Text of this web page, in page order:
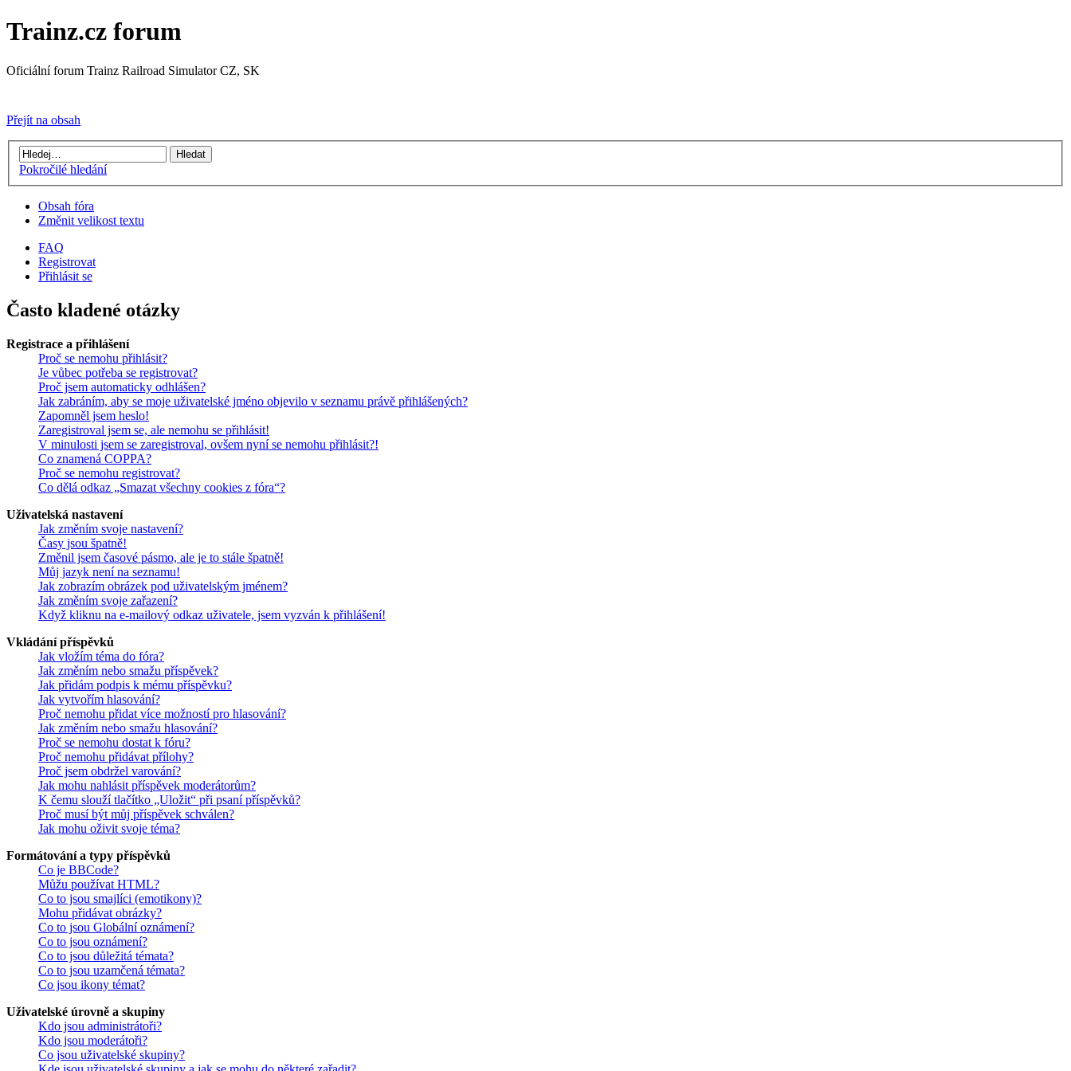
Trainz.cz forum
Oficiální forum Trainz Railroad Simulator CZ, SK
Přejít na obsah
Pokročilé hledání
Obsah fóra
Změnit velikost textu
FAQ
Registrovat
Přihlásit se
Často kladené otázky
Registrace a přihlášení
Proč se nemohu přihlásit?
Je vůbec potřeba se registrovat?
Proč jsem automaticky odhlášen?
Jak zabráním, aby se moje uživatelské jméno objevilo v seznamu právě přihlášených?
Zapomněl jsem heslo!
Zaregistroval jsem se, ale nemohu se přihlásit!
V minulosti jsem se zaregistroval, ovšem nyní se nemohu přihlásit?!
Co znamená COPPA?
Proč se nemohu registrovat?
Co dělá odkaz „Smazat všechny cookies z fóra“?
Uživatelská nastavení
Jak změním svoje nastavení?
Časy jsou špatně!
Změnil jsem časové pásmo, ale je to stále špatně!
Můj jazyk není na seznamu!
Jak zobrazím obrázek pod uživatelským jménem?
Jak změním svoje zařazení?
Když kliknu na e-mailový odkaz uživatele, jsem vyzván k přihlášení!
Vkládání příspěvků
Jak vložím téma do fóra?
Jak změním nebo smažu příspěvek?
Jak přidám podpis k mému příspěvku?
Jak vytvořím hlasování?
Proč nemohu přidat více možností pro hlasování?
Jak změním nebo smažu hlasování?
Proč se nemohu dostat k fóru?
Proč nemohu přidávat přílohy?
Proč jsem obdržel varování?
Jak mohu nahlásit příspěvek moderátorům?
K čemu slouží tlačítko „Uložit“ při psaní příspěvků?
Proč musí být můj příspěvek schválen?
Jak mohu oživit svoje téma?
Formátování a typy příspěvků
Co je BBCode?
Můžu používat HTML?
Co to jsou smajlíci (emotikony)?
Mohu přidávat obrázky?
Co to jsou Globální oznámení?
Co to jsou oznámení?
Co to jsou důležitá témata?
Co to jsou uzamčená témata?
Co jsou ikony témat?
Uživatelské úrovně a skupiny
Kdo jsou administrátoři?
Kdo jsou moderátoři?
Co jsou uživatelské skupiny?